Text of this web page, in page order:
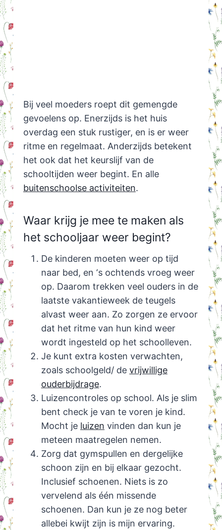
Bij veel moeders roept dit gemengde
gevoelens op. Enerzijds is het huis
overdag een stuk rustiger, en is er weer
ritme en regelmaat. Anderzijds betekent
het ook dat het keurslijf van de
schooltijden weer begint. En alle
buitenschoolse activiteiten.
Waar krijg je mee te maken als
het schooljaar weer begint?
De kinderen moeten weer op tijd
naar bed, en ‘s ochtends vroeg weer
op. Daarom trekken veel ouders in de
laatste vakantieweek de teugels
alvast weer aan. Zo zorgen ze ervoor
dat het ritme van hun kind weer
wordt ingesteld op het schoolleven.
Je kunt extra kosten verwachten,
zoals schoolgeld/ de vrijwillige
ouderbijdrage.
Luizencontroles op school. Als je slim
bent check je van te voren je kind.
Mocht je luizen vinden dan kun je
meteen maatregelen nemen.
Zorg dat gymspullen en dergelijke
schoon zijn en bij elkaar gezocht.
Inclusief schoenen. Niets is zo
vervelend als één missende
schoenen. Dan kun je ze nog beter
allebei kwijt zijn is mijn ervaring.